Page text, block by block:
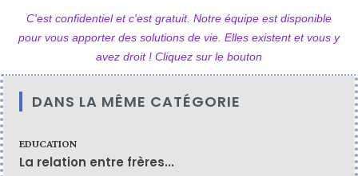
C'est confidentiel et c'est gratuit. Notre équipe est disponible
pour vous apporter des solutions de vie. Elles existent et vous y
avez droit ! Cliquez sur le bouton
DANS LA MÊME CATÉGORIE
EDUCATION
La relation entre frères...